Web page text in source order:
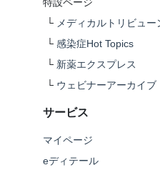
└ メディカルトリビュー
└ 感染症Hot Topics
└ 新薬エクスプレス
└ ウェビナーアーカイブ
サービス
マイページ
eディテール